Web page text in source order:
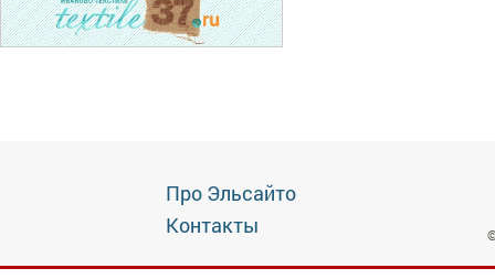
Про Эльсайто
Контакты